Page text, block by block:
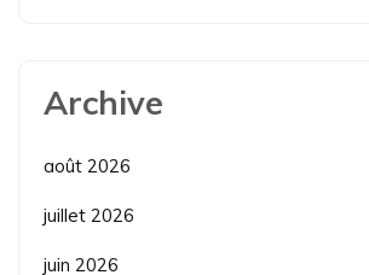
Archive
août 2026
juillet 2026
juin 2026